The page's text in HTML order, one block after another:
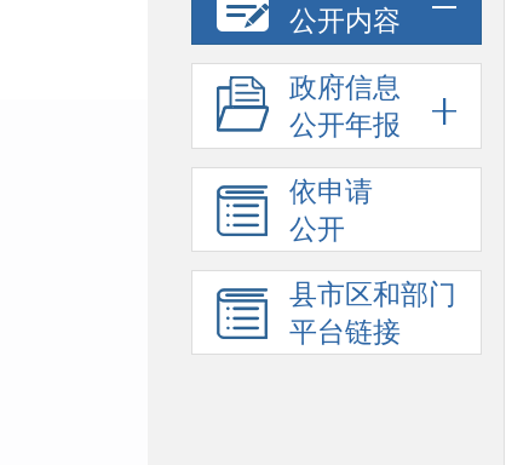
公开内容
政府信息
公开年报
依申请
公开
县市区和部门
平台链接